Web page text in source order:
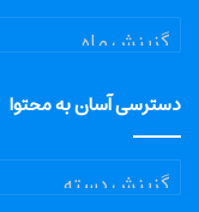
آرشیو
دسترسی آسان به محتوا
دسترسی
آسان